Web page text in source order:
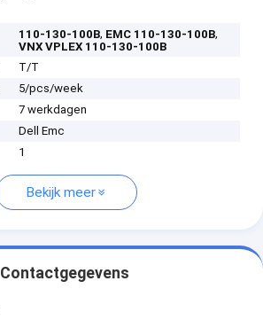
110-130-100B, EMC 110-130-100B,
VNX VPLEX 110-130-100B
T/T
5/pcs/week
7 werkdagen
Dell Emc
1
Bekijk meer
Contactgegevens